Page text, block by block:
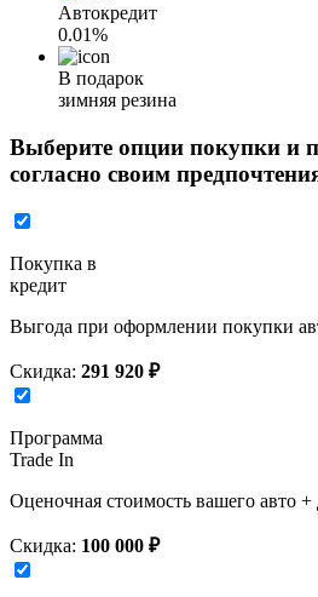
Автокредит
0.01%
В подарок
зимняя резина
Выберите опции покупки и
согласно своим
Покупка в
кредит
Выгода при оформлении покупки
Скидка: 291 920 ₽
Программа
Trade In
Оценочная стоимость вашего авто +
Скидка: 100 000 ₽